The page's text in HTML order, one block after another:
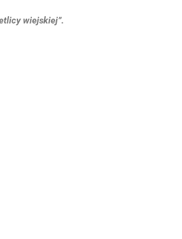
wiejskiej”.